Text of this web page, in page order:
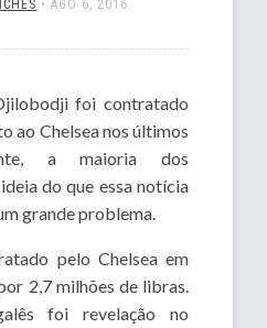
• AGO 6, 2016
foi contratado
ao Chelsea nos últimos
a maioria dos
do que essa notícia
grande problema.
pelo Chelsea em
2,7 milhões de libras.
foi revelação no